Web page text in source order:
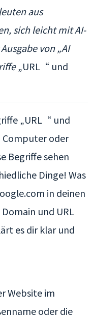
aus
sich leicht mit AI-
von „AI
„URL“ und
„URL“ und
oder
Begriffe sehen
Dinge! Was
in deinen
und URL
es dir klar und
Website im
oder die